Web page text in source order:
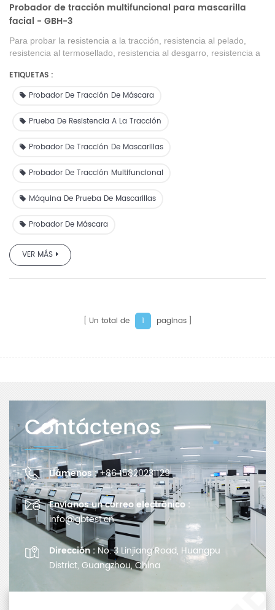
Probador de tracción multifuncional para mascarilla
facial - GBH-3
Para probar la resistencia a la tracción, resistencia al pelado,
resistencia al termosellado, resistencia al desgarro, resistencia a
cintas, material de embalaje blando, láminas de caucho, papel,
telas no tejidas y otros materiales de embalaje.
ETIQUETAS :
Probador De Tracción De Máscara
Prueba De Resistencia A La Tracción
Probador De Tracción De Mascarillas
Probador De Tracción Multifuncional
Máquina De Prueba De Mascarillas
Probador De Máscara
VER MÁS
Un total de 1 paginas
Contáctenos
Llámenos :+86 15820231129
Envíanos un correo electrónico :
info@gbtest.cn
Dirección : No. 3 Linjiang Road, Huangpu
District, Guangzhou, China